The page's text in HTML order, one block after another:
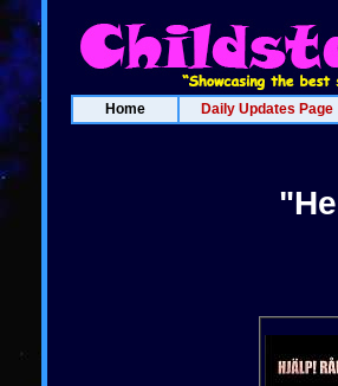
Home Daily Updates Page